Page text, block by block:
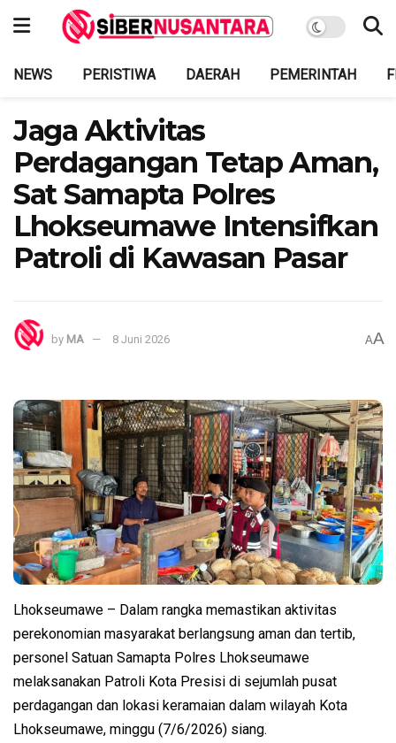
NEWS PERISTIWA DAERAH PEMERINTAH
Jaga Aktivitas
Perdagangan Tetap Aman,
Sat Samapta Polres
Lhokseumawe Intensifkan
Patroli di Kawasan Pasar
by MA 8 Juni 2026 AA
Lhokseumawe – Dalam rangka memastikan aktivitas
perekonomian masyarakat berlangsung aman dan tertib,
personel Satuan Samapta Polres Lhokseumawe
melaksanakan Patroli Kota Presisi di sejumlah pusat
perdagangan dan lokasi keramaian dalam wilayah Kota
Lhokseumawe, minggu (7/6/2026) siang.